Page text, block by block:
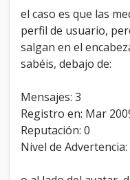
el caso es que las
perfil de usuario,
salgan en el
sabéis, debajo de:
Mensajes: 3
Registro en: Mar
Reputación: 0
Nivel de Advertencia: